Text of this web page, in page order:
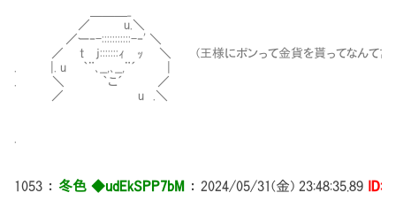
／ u.＼
／ー‐-:::::::::::-‐' ＼
／ t j:::::::ｨ ｯ ＼ (王様にポンって金貨を貰ってなんて言え
. |. u ｀¨､__,､__,¨´ |
. ＼ ｀こ´ ／
／ u .＼
1053 ： 冬色 ◆udEkSPP7bM ： 2024/05/31(金) 23:48:35.89